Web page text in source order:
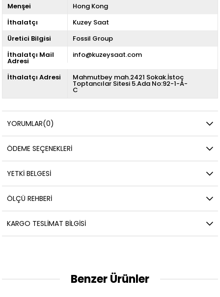
Menşei
Hong Kong
İthalatçı
Kuzey Saat
Üretici Bilgisi
Fossil Group
İthalatçı Mail
Adresi
info@kuzeysaat.com
İthalatçı Adresi Mahmutbey mah.2421 Sokak.İstoç
Toptancılar Sitesi 5.Ada No:92-1-A-
C
YORUMLAR(0)
ÖDEME SEÇENEKLERI
YETKİ BELGESİ
ÖLÇÜ REHBERI
KARGO TESLIMAT BILGISI
Benzer Ürünler